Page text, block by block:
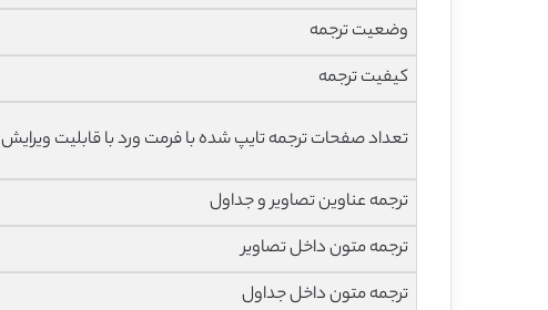
وضعیت ترجمه
کیفیت ترجمه
تعداد صفحات ترجمه تایپ شده با فرمت ورد با قابلیت ویرایش
ترجمه عناوین تصاویر و جداول
ترجمه متون داخل تصاویر
ترجمه متون داخل جداول